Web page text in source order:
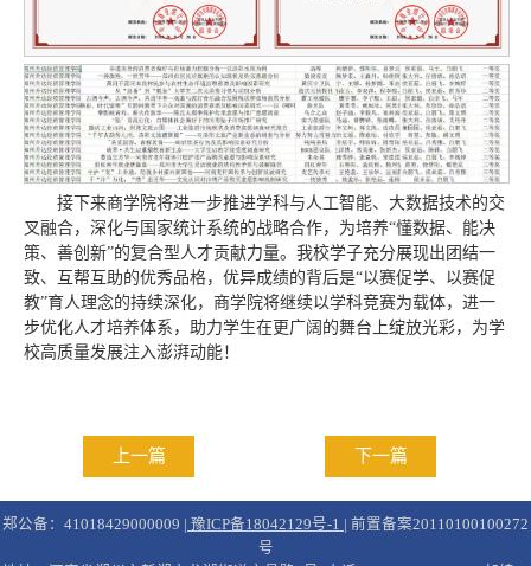
接下来商学院将进一步推进学科与人工智能、大数据技术的交
叉融合，深化与国家统计系统的战略合作，为培养“懂数据、能决
策、善创新”的复合型人才贡献力量。我校学子充分展现出团结一
致、互帮互助的优秀品格，优异成绩的背后是“以赛促学、以赛促
教”育人理念的持续深化，商学院将继续以学科竞赛为载体，进一
步优化人才培养体系，助力学生在更广阔的舞台上绽放光彩，为学
校高质量发展注入澎湃动能！
上一篇 下一篇
郑公备：41018429000009 | 豫ICP备18042129号-1
| 前置备案20110100100272
号